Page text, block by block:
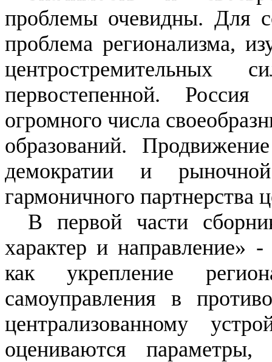
проблемы очевидны. Для
проблема регионализма,
центростремительных
первостепенной.
огромного числа
образований.
демократии и
гармоничного партнерства
В первой части
характер и направление»
как укрепление
самоуправления в
централизованному
оцениваются